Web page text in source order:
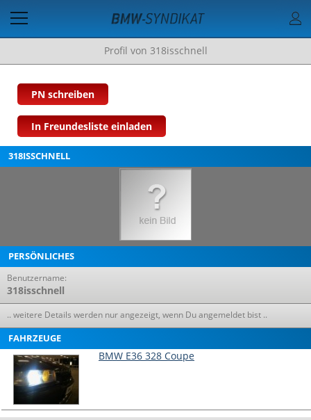
Profil von 318isschnell
PN schreiben
In Freundesliste einladen
318ISSCHNELL
PERSÖNLICHES
Benutzername:
318isschnell
.. weitere Details werden nur angezeigt, wenn Du angemeldet bist ..
FAHRZEUGE
BMW E36 328 Coupe